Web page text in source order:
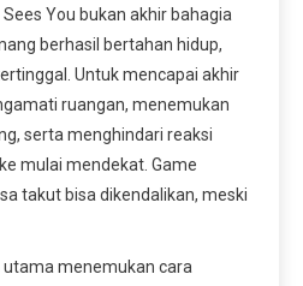
You bukan akhir bahagia
berhasil bertahan hidup,
Untuk mencapai akhir
ruangan, menemukan
serta menghindari reaksi
mulai mendekat. Game
takut bisa dikendalikan, meski
utama menemukan cara